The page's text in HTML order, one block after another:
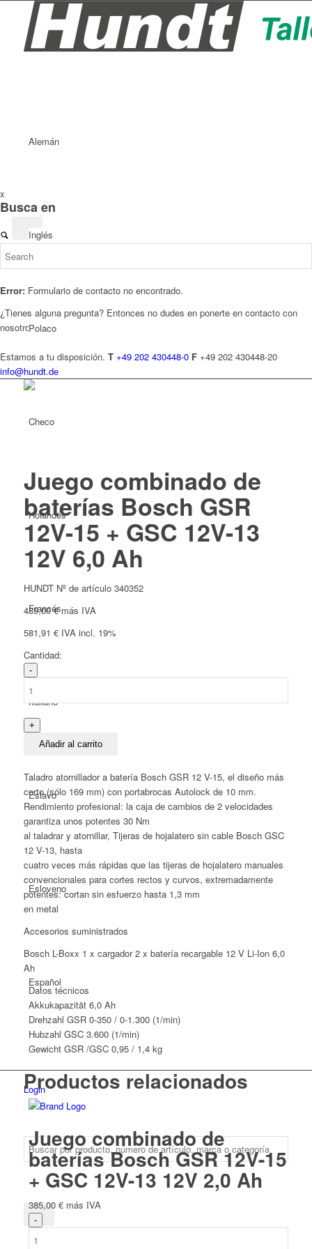
Alemán
Inglés
Polaco
Checo
Holandés
Francés
Italiano
Eslavo
Esloveno
Español
Login
x
Busca en
Error: Formulario de contacto no encontrado.
¿Tienes alguna pregunta? Entonces no dudes en ponerte en contacto con
nosotros.
Estamos a tu disposición. T +49 202 430448-0 F +49 202 430448-20
info@hundt.de
Juego combinado de
baterías Bosch GSR
12V-15 + GSC 12V-13
12V 6,0 Ah
HUNDT Nº de artículo 340352
489,00€más IVA
581,91 €IVA incl. 19%
Cantidad:
Juego
de
Bosch
GSR
15
GSC
13
12V
cantidad
Añadir al carrito
Taladro atornillador a batería Bosch GSR 12 V-15, el diseño más
corto (sólo 169 mm) con portabrocas Autolock de 10 mm.
Rendimiento profesional: la caja de cambios de 2 velocidades
garantiza unos potentes 30 Nm
al taladrar y atornillar, Tijeras de hojalatero sin cable Bosch GSC
12 V-13, hasta
cuatro veces más rápidas que las tijeras de hojalatero manuales
convencionales para cortes rectos y curvos, extremadamente
potentes: cortan sin esfuerzo hasta 1,3 mm
en metal
Accesorios suministrados
Bosch L-Boxx 1 x cargador 2 x batería recargable 12 V Li-Ion 6,0
Ah
Datos técnicos
Akkukapazität 6,0 Ah
Drehzahl GSR 0-350 / 0-1.300 (1/min)
Hubzahl GSC 3.600 (1/min)
Gewicht GSR /GSC 0,95 / 1,4 kg
Productos relacionados
Juego combinado de
baterías Bosch GSR 12V-15
+ GSC 12V-13 12V 2,0 Ah
385,00 € más IVA